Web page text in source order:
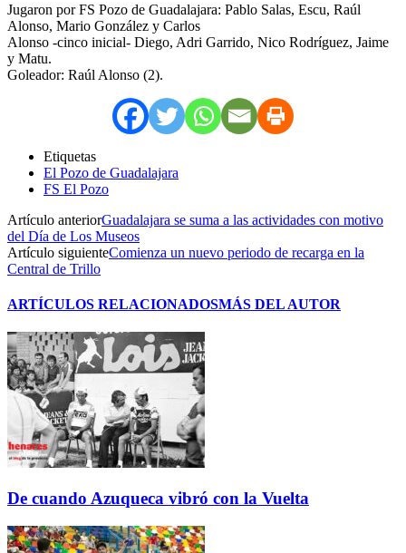
Jugaron por FS Pozo de Guadalajara: Pablo Salas, Escu, Raúl
Alonso, Mario González y Carlos
Alonso -cinco inicial- Diego, Adri Garrido, Nico Rodríguez, Jaime
y Matu.
Goleador: Raúl Alonso (2).
Etiquetas
El Pozo de Guadalajara
FS El Pozo
Artículo anteriorGuadalajara se suma a las actividades con motivo
del Día de Los Museos
Artículo siguienteComienza un nuevo periodo de recarga en la
Central de Trillo
ARTÍCULOS RELACIONADOSMÁS DEL AUTOR
De cuando Azuqueca vibró con la Vuelta